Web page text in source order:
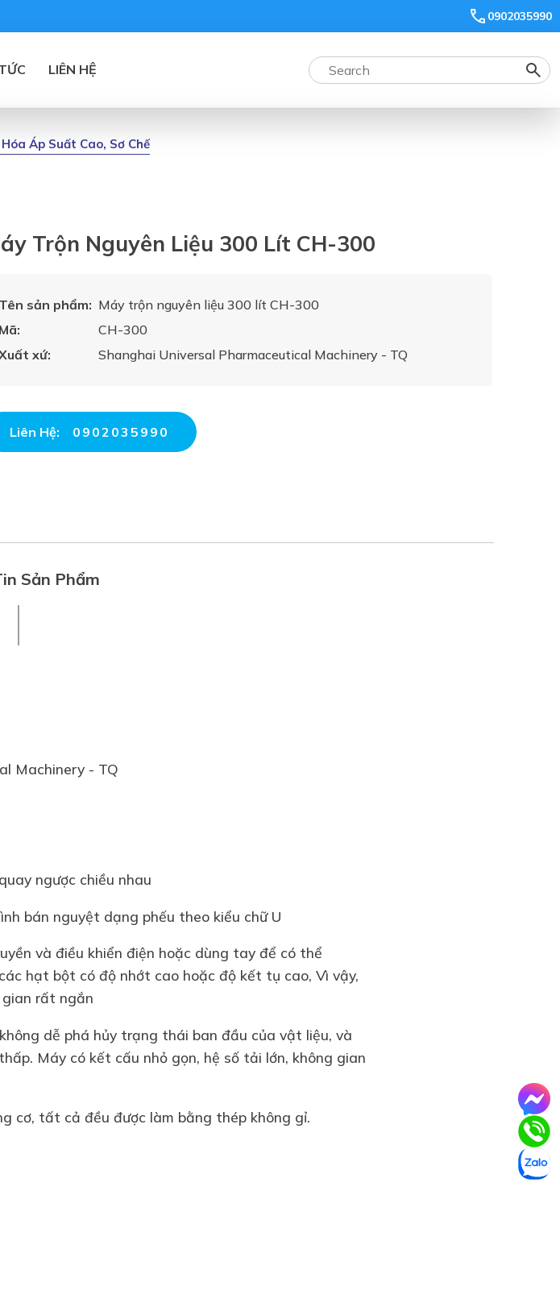
0902035990
LIÊN HỆ
Áp Suất Cao, Sơ Chế
Trộn Nguyên Liệu 300 Lít CH-300
Tên sản phẩm: Máy trộn nguyên liệu 300 lít CH-300
Mã:
CH-300
xứ:
Shanghai Universal Pharmaceutical Machinery - TQ
Liên Hệ: 0902035990
Sản Phẩm
Machinery - TQ
ngược chiều nhau
bán nguyệt dạng phếu theo kiểu chữ U
và điều khiển điện hoặc dùng tay để có thể
hạt bột có độ nhớt cao hoặc độ kết tụ cao, Vì vậy,
rất ngắn
dễ phá hủy trạng thái ban đầu của vật liệu, và
Máy có kết cấu nhỏ gọn, hệ số tải lớn, không gian
cơ, tất cả đều được làm bằng thép không gỉ.